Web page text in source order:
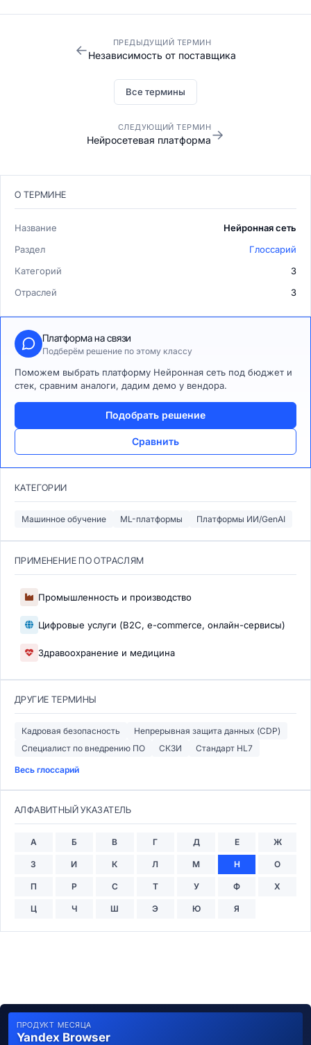
← ПРЕДЫДУЩИЙ ТЕРМИН
Независимость от поставщика
Все термины
СЛЕДУЮЩИЙ ТЕРМИН
Нейросетевая платформа→
О ТЕРМИНЕ
Название
Нейронная сеть
Раздел
Глоссарий
Категорий
3
Отраслей
3
Платформа на связи
Подберём решение по этому классу
Поможем выбрать платформу Нейронная сеть под бюджет и
стек, сравним аналоги, дадим демо у вендора.
Подобрать решение
Сравнить
КАТЕГОРИИ
Машинное обучение ML-платформы Платформы ИИ/GenAI
ПРИМЕНЕНИЕ ПО ОТРАСЛЯМ
Промышленность и производство
Цифровые услуги (B2C, e-commerce, онлайн-сервисы)
Здравоохранение и медицина
ДРУГИЕ ТЕРМИНЫ
Кадровая безопасность
Непрерывная защита данных (CDP)
Специалист по внедрению ПО
СКЗИ Стандарт HL7
Весь глоссарий
АЛФАВИТНЫЙ УКАЗАТЕЛЬ
А Б В Г Д Е Ж
З И К Л М Н О
П Р С Т У Ф Х
Ц Ч Ш Э Ю Я
ПРОДУКТ МЕСЯЦА
Yandex Browser